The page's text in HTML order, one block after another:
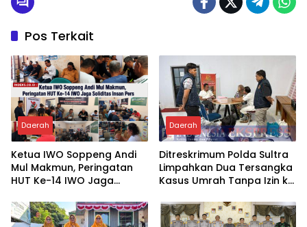
Pos Terkait
Daerah
Ketua IWO Soppeng Andi
Mul Makmun, Peringatan
HUT Ke-14 IWO Jaga
Daerah
Ditreskrimum Polda Sultra
Limpahkan Dua Tersangka
Kasus Umrah Tanpa Izin ke